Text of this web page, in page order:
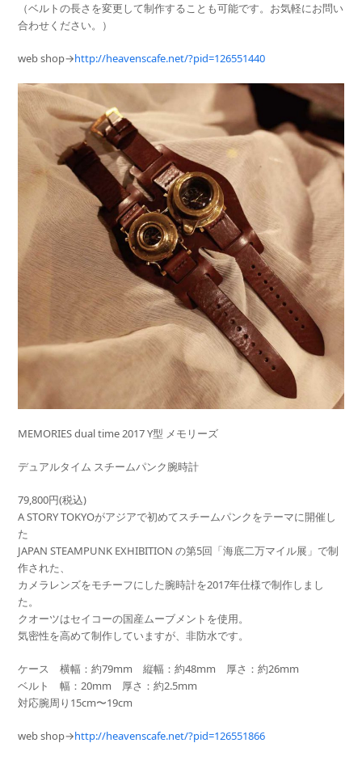
（ベルトの長さを変更して制作することも可能です。 お気軽にお問い
合わせください。）
web shop→http://heavenscafe.net/?pid=126551440
MEMORIES dual time 2017 Y型 メモリーズ
デュアルタイム スチームパンク腕時計
79,800円(税込)
A STORY TOKYOがアジアで初めてスチームパンクをテーマに開催し
た
JAPAN STEAMPUNK EXHIBITION の第5回「海底二万マイル展」で制
作された、
カメラレンズをモチーフにした腕時計を2017年仕様で制作しま し
た。
クオーツはセイコーの国産ムーブメントを使用。
気密性を高めて制作していますが、非防水です。
ケース 横幅：約79mm 縦幅：約48mm 厚さ：約26mm
ベルト 幅：20mm 厚さ：約2.5mm
対応腕周り15cm〜19cm
web shop→http://heavenscafe.net/?pid=126551866